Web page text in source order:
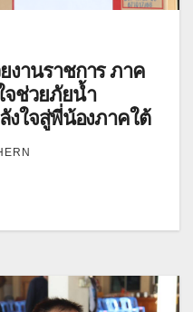
านราชการ ภาค
จช่วยภัยน้ำ
งใจสู่พี่น้องภาคใต้